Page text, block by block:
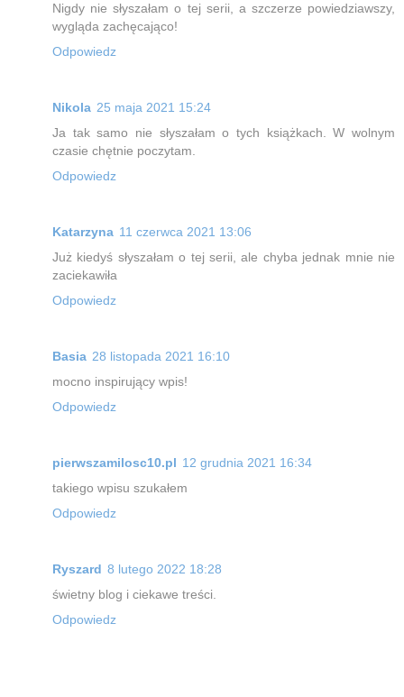
Nigdy nie słyszałam o tej serii, a szczerze powiedziawszy,
wygląda zachęcająco!
Odpowiedz
Nikola 25 maja 2021 15:24
Ja tak samo nie słyszałam o tych książkach. W wolnym
czasie chętnie poczytam.
Odpowiedz
Katarzyna 11 czerwca 2021 13:06
Już kiedyś słyszałam o tej serii, ale chyba jednak mnie nie
zaciekawiła
Odpowiedz
Basia 28 listopada 2021 16:10
mocno inspirujący wpis!
Odpowiedz
pierwszamilosc10.pl 12 grudnia 2021 16:34
takiego wpisu szukałem
Odpowiedz
Ryszard 8 lutego 2022 18:28
świetny blog i ciekawe treści.
Odpowiedz